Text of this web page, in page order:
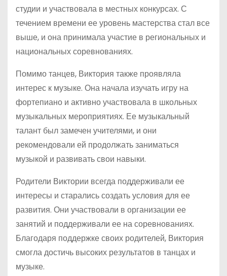
студии и участвовала в местных конкурсах. С
течением времени ее уровень мастерства стал все
выше, и она принимала участие в региональных и
национальных соревнованиях.
Помимо танцев, Виктория также проявляла
интерес к музыке. Она начала изучать игру на
фортепиано и активно участвовала в школьных
музыкальных мероприятиях. Ее музыкальный
талант был замечен учителями, и они
рекомендовали ей продолжать заниматься
музыкой и развивать свои навыки.
Родители Виктории всегда поддерживали ее
интересы и старались создать условия для ее
развития. Они участвовали в организации ее
занятий и поддерживали ее на соревнованиях.
Благодаря поддержке своих родителей, Виктория
смогла достичь высоких результатов в танцах и
музыке.